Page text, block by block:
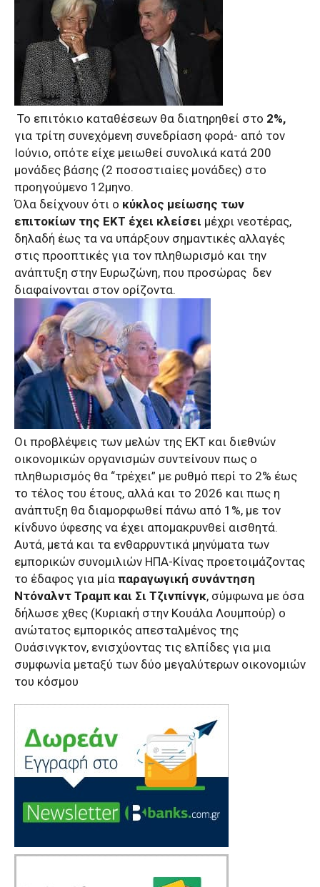
Το επιτόκιο καταθέσεων θα διατηρηθεί στο 2%,
για τρίτη συνεχόμενη συνεδρίαση φορά- από τον
Ιούνιο, οπότε είχε μειωθεί συνολικά κατά 200
μονάδες βάσης (2 ποσοστιαίες μονάδες) στο
προηγούμενο 12μηνο.
Όλα δείχνουν ότι ο κύκλος μείωσης των
επιτοκίων της ΕΚΤ έχει κλείσει μέχρι νεοτέρας,
δηλαδή έως τα να υπάρξουν σημαντικές αλλαγές
στις προοπτικές για τον πληθωρισμό και την
ανάπτυξη στην Ευρωζώνη, που προσώρας δεν
διαφαίνονται στον ορίζοντα.
Οι προβλέψεις των μελών της ΕΚΤ και διεθνών
οικονομικών οργανισμών συντείνουν πως ο
πληθωρισμός θα “τρέχει” με ρυθμό περί το 2% έως
το τέλος του έτους, αλλά και το 2026 και πως η
ανάπτυξη θα διαμορφωθεί πάνω από 1%, με τον
κίνδυνο ύφεσης να έχει απομακρυνθεί αισθητά.
Αυτά, μετά και τα ενθαρρυντικά μηνύματα των
εμπορικών συνομιλιών ΗΠΑ-Κίνας προετοιμάζοντας
το έδαφος για μία παραγωγική συνάντηση
Ντόναλντ Τραμπ και Σι Τζινπίνγκ, σύμφωνα με όσα
δήλωσε χθες (Κυριακή στην Κουάλα Λουμπούρ) ο
ανώτατος εμπορικός απεσταλμένος της
Ουάσινγκτον, ενισχύοντας τις ελπίδες για μια
συμφωνία μεταξύ των δύο μεγαλύτερων οικονομιών
του κόσμου